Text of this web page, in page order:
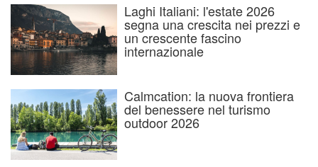
Laghi Italiani: l'estate 2026
segna una crescita nei prezzi e
un crescente fascino
internazionale
Calmcation: la nuova frontiera
del benessere nel turismo
outdoor 2026